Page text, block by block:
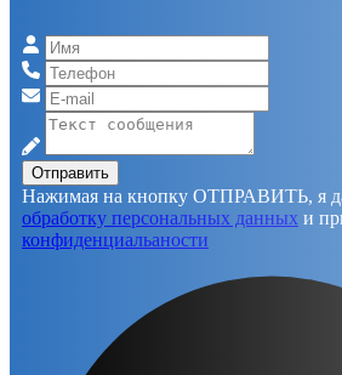
Отправить
Нажимая на кнопку ОТПРАВИТЬ, я
обработку персональных данных и
конфиденциальаности